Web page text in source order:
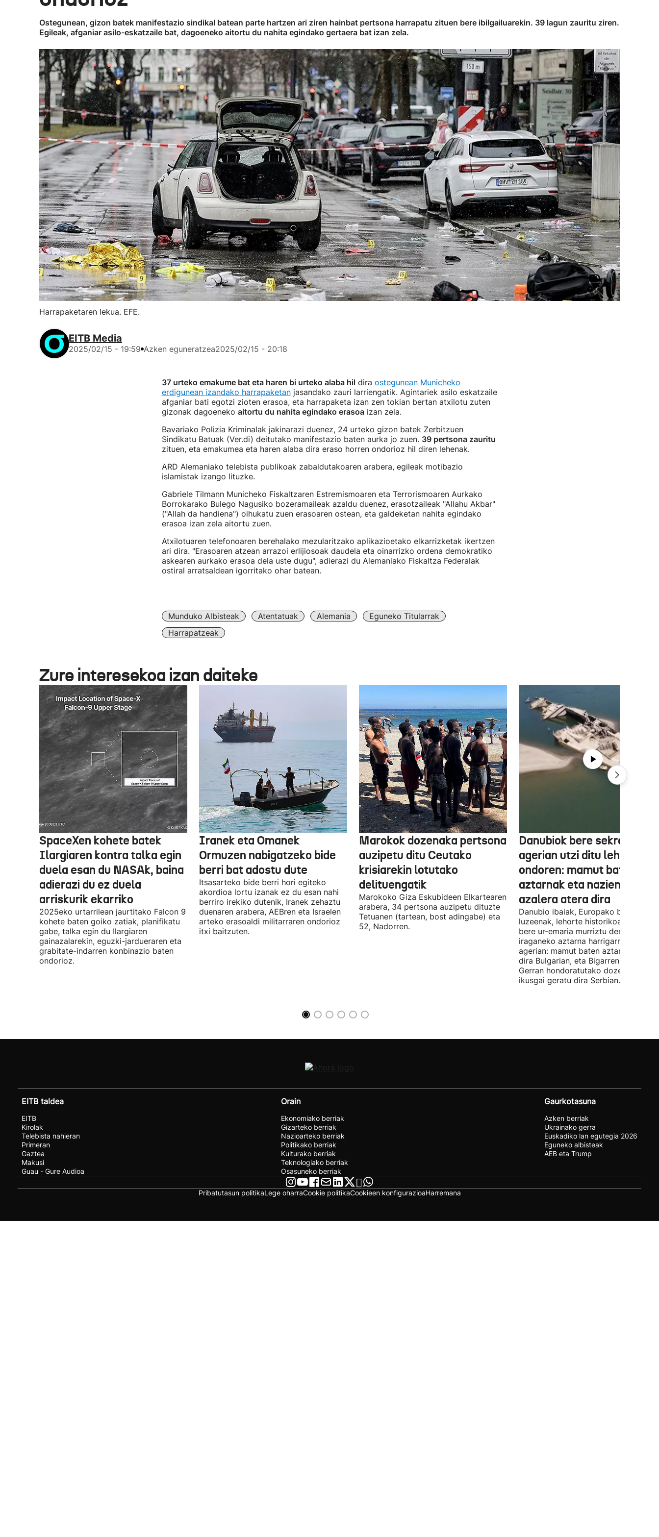
Ostegunean, gizon batek manifestazio sindikal batean parte hartzen ari ziren hainbat pertsona harrapatu zituen bere ibilgailuarekin. 39 lagun zauritu ziren.
Egileak, afganiar asilo-eskatzaile bat, dagoeneko aitortu du nahita egindako gertaera bat izan zela.
Harrapaketaren lekua. EFE.
EITB Media
2025/02/15 - 19:59 Azken eguneratzea2025/02/15 - 20:18
37 urteko emakume bat eta haren bi urteko alaba hildira ostegunean Municheko
erdigunean izandako harrapaketanjasandako zauri larriengatik. Agintariek asilo eskatzaile
afganiar bati egotzi zioten erasoa, eta harrapaketa izan zen tokian bertan atxilotu zuten
gizonak dagoeneko aitortu du nahita egindako erasoaizan zela.
Bavariako Polizia Kriminalak jakinarazi duenez, 24 urteko gizon batek Zerbitzuen
Sindikatu Batuak (Ver.di) deitutako manifestazio baten aurka jo zuen. 39 pertsona zauritu
zituen, eta emakumea eta haren alaba dira eraso horren ondorioz hil diren lehenak.
ARD Alemaniako telebista publikoak zabaldutakoaren arabera, egileak motibazio
islamistak izango lituzke.
Gabriele Tilmann Municheko Fiskaltzaren Estremismoaren eta Terrorismoaren Aurkako
Borrokarako Bulego Nagusiko bozeramaileak azaldu duenez, erasotzaileak "Allahu Akbar"
("Allah da handiena") oihukatu zuen erasoaren ostean, eta galdeketan nahita egindako
erasoa izan zela aitortu zuen.
Atxilotuaren telefonoaren berehalako mezularitzako aplikazioetako elkarrizketak ikertzen
ari dira. "Erasoaren atzean arrazoi erlijiosoak daudela eta oinarrizko ordena demokratiko
askearen aurkako erasoa dela uste dugu", adierazi du Alemaniako Fiskaltza Federalak
ostiral arratsaldean igorritako ohar batean.
Munduko Albisteak Atentatuak Alemania
Eguneko Titularrak
Harrapatzeak
Zure interesekoa izan daiteke
SpaceXen kohete batek
Ilargiaren kontra talka egin
duela esan du NASAk, baina
adierazi du ez duela
arriskurik ekarriko
2025eko urtarrilean jaurtitako Falcon 9
kohete baten goiko zatiak, planifikatu
gabe, talka egin du Ilargiaren
gainazalarekin, eguzki-jardueraren eta
grabitate-indarren konbinazio baten
ondorioz.
Iranek eta Omanek
Ormuzen nabigatzeko bide
berri bat adostu dute
Itsasarteko bide berri hori egiteko
akordioa lortu izanak ez du esan nahi
berriro irekiko dutenik, Iranek zehaztu
duenaren arabera, AEBren eta Israelen
arteko erasoaldi militarraren ondorioz
itxi baitzuten.
Marokok dozenaka pertsona
auzipetu ditu Ceutako
krisiarekin lotutako
delituengatik
Marokoko Giza Eskubideen Elkartearen
arabera, 34 pertsona auzipetu dituzte
Tetuanen (tartean, bost adingabe) eta
52, Nadorren.
Danubiok bere sekretuak
agerian utzi ditu
ondoren: mamut baten
aztarnak eta nazien
azalera atera dira
Danubio ibaiak, Europako bigarren
luzeenak, lehorte historikoa bizi du,
bere ur-emaria murriztu denez,
iraganeko aztarna harrigarriak utzi
agerian: mamut baten aztarnak
dira Bulgarian, eta Bigarren Mundu
Gerran hondoratutako dozenaka
ikusgai geratu dira Serbian.
EITB taldea
EITB
Kirolak
Telebista nahieran
Primeran
Gaztea
Makusi
Guau - Gure Audioa
Orain
Ekonomiako berriak
Gizarteko berriak
Nazioarteko berriak
Politikako berriak
Kulturako berriak
Teknologiako berriak
Osasuneko berriak
Gaurkotasuna
Azken berriak
Ukrainako gerra
Euskadiko lan egutegia 2026
Eguneko albisteak
AEB eta Trump
Pribatutasun politikaLege oharraCookie politikaCookieen konfigurazioaHarremana